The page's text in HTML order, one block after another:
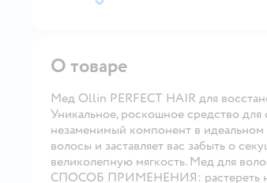
далее
О товаре
Мед Ollin PERFECT HAIR для
Уникальное, роскошное средство
незаменимый компонент в идеальном
волосы и заставляет вас забыть о
великолепную мягкость. Мед для
СПОСОБ ПРИМЕНЕНИЯ: растереть